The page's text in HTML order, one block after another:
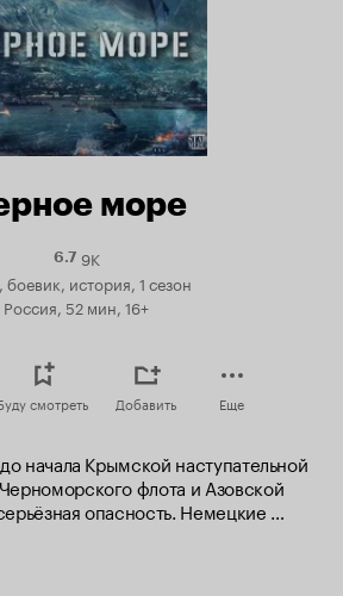
море
6.7Рейтинг
Кинопоиска
6.7
9K
боевик, история, 1 сезон
Россия, 52 мин, 16+
смотреть Добавить Еще
начала Крымской наступательной
флота и Азовской
опасность. Немецкие
готовят крупномасштабную
основных боевых единиц флота. В